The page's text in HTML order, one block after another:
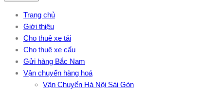
Trang chủ
Giới thiệu
Cho thuê xe tải
Cho thuê xe cẩu
Gửi hàng Bắc Nam
Vận chuyển hàng hoá
Vận Chuyển Hà Nội Sài Gòn